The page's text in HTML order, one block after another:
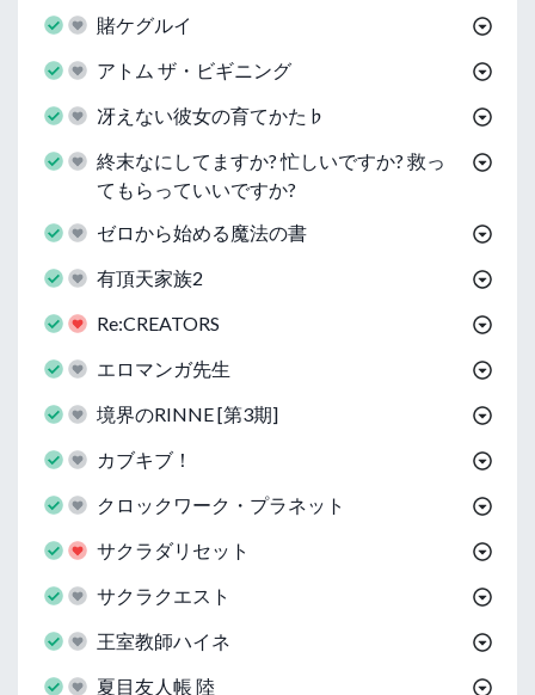
賭ケグルイ
アトム ザ・ビギニング
冴えない彼女の育てかた♭
終末なにしてますか? 忙しいですか? 救っ
てもらっていいですか?
ゼロから始める魔法の書
有頂天家族2
Re:CREATORS
エロマンガ先生
境界のRINNE [第3期]
カブキブ！
クロックワーク・プラネット
サクラダリセット
サクラクエスト
王室教師ハイネ
夏目友人帳 陸